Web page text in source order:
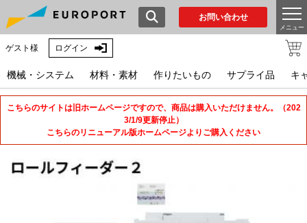
お問い合わせ
メニュー
ゲスト様 ログイン
機械・システム 材料・素材 作りたいもの サプライ品 キ
こちらのサイトは旧ホームページですので、商品は購入いただけません。（202
3/1/9更新停止）
こちらのリニューアル版ホームページよりご購入ください